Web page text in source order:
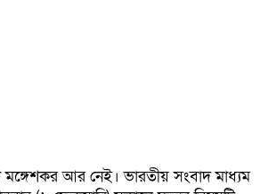
মঙ্গেশকর আর নেই। ভারতীয় সংবাদ মাধ্যম